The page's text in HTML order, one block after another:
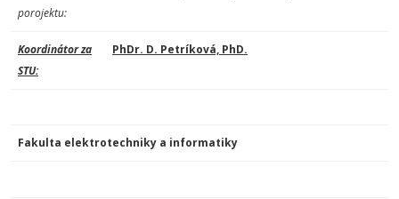
porojektu:
Koordinátor za
STU:
PhDr. D. Petríková, PhD.
Fakulta elektrotechniky a informatiky